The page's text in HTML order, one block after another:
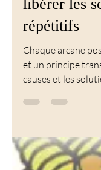
5 juin
3 min de
Tarot
Le Tarot
aux
libérer les
répétitifs
Chaque arcane